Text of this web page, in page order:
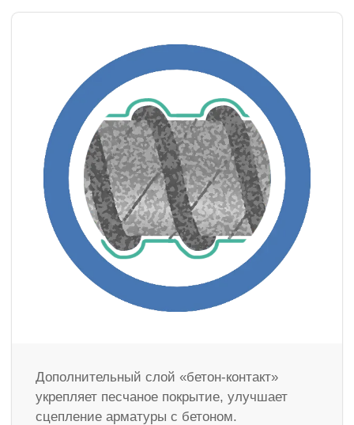
Дополнительный слой «бетон-контакт»
укрепляет песчаное покрытие, улучшает
сцепление арматуры с бетоном.